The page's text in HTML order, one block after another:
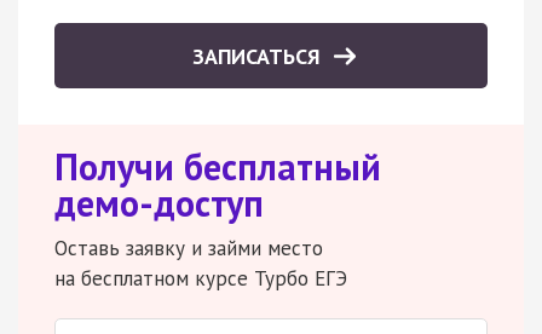
ЗАПИСАТЬСЯ
Получи бесплатный
демо-доступ
Оставь заявку и займи место
на бесплатном курсе Турбо ЕГЭ